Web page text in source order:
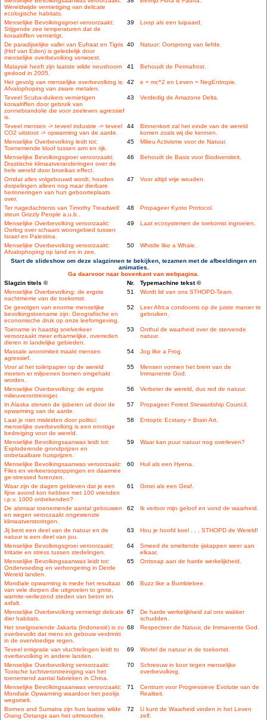
Wereldwijde vernietiging van delicate
ecologische habitats.
Menselijke Bevolkingsgroei veroorzaakt:
Stijgende zee temperaturen dat de
koraalriffen vernietigt.
39 Loop als een luipaard.
De paradijselijke vallei van Eufraat en Tigris
(Hof van Eden) is geleidelijk door
menselijke overbevolking verwoest.
40 Natuur: Oorsprong van liefde.
Malaysië heeft zijn laatste wilde neushoorn
gedood in 2005.
41 Behoudt de Permafrost.
Het gevolg van menselijke overbevolking is:
Afvalophoping van zware metalen.
42 e = mc^2 en Leven = NegEntropie.
Teveel Scuba-duikers vernietigen
koraalriffen door gebruik van
zonnebrandolie die voor zeeleven agressief
is.
43 Verdedig de Amazone Delta.
Teveel mensen -> teveel industrie -> teveel
CO2 uitstoot -> opwarming van de aarde.
44
Binnenkort zal het einde van de wereld
komen zoals wij die kennen.
Menselijke Overbevolking leidt tot:
Toenemende kloof tussen arm en rijk.
45 Milieu Activisme voor de Natuur.
Menselijke Bevolkingsgroei veroorzaakt:
Drastische klimaatveranderingen over de
hele wereld door broeikas effect.
46 Behoudt de Basis voor Biodiversiteit.
Omdat alles volgebouwd wordt, houden
dorpelingen alleen nog maar dierbare
herinneringen van hun geboorteplaats
over.
47 Voor altijd vrije wouden.
Ter nagedachtenis van Timothy Treadwell:
steun Grizzly People a.u.b..
48 Propageer Kyoto Protocol.
Menselijke Overbevolking veroorzaakt:
Oorlog over schaars woongebied tussen
Israel en Palestina.
49 Laat ecosystemen de toekomst ingroeien.
Menselijke Overbevolking veroorzaakt:
Afvalophoping op land en in zee.
50 Whistle like a Whale.
Start de slideshow om deze slagzinnen te bekijken, tezamen met de afbeeldingen en
animaties.
Ga daarvoor naar bovenkant van webpagina.
Slagzin titels ©
Nr.
Typemachine tekst ©
Menselijke Overbevolking: de ergste
nachtmerrie van de toekomst.
51 Wordt lid van ons STHOPD-Team.
De gevolgen van enorme menselijke
bevolkingstoename zijn: Geografische en
economische druk op onze leefomgeving.
52
Leer Africa condooms op de juiste manier te
gebruiken.
Toename in haastig snelverkeer
veroorzaakt meer erbarmelijke, overreden
dieren in landelijke gebieden.
53
Onthul de waarheid over de stervende
natuur.
Massale anonimiteit maakt mensen
agressief.
54 Jog like a Frog.
Voor al het toiletpapier op de wereld
moeten er miljoenen bomen omgehakt
worden.
55
Mensen vormen het brein van de
Immanente God.
Menselijke Overbevolking: de ergste
milieuverontreiniger.
56 Verbeter de wereld, dus red de natuur.
In Alaska sterven de ijsberen uit door de
opwarming van de aarde.
57 Propageer Forest Stewardship Council.
Laat je niet misleiden door politici:
menselijke overbevolking is een ernstige
bedreiging voor de wereld.
58 Entoptic Ecstasy = Brain Art.
Menselijke Bevolkingsaanwas leidt tot:
Exploderende grondprijzen en
onbetaalbare huisprijzen.
59 Waar kan puur natuur nog overleven?
Menselijke Bevolkingsaanwas veroorzaakt:
Files en verkeersoptoppingen en daarmee
ge-stressed forenzen.
60 Huil als een Hyena.
Waar zijn de dagen gebleven dat je een
fijne avond kon hebben met 100 vrienden
i.p.v. 1000 onbekenden?
61 Groei als een Giraf.
De alsmaar toenemende aantal gebouwen
en wegen veroozaakt ongewenste
klimaatverstoringen.
62 Ik verloor mijn geloof en vond de waarheid.
Jij bent een deel van de natuur en de
natuur is een deel van jou.
63 Hou je hoofd koel . . . STHOPD de Wereld!
Menselijke Bevolkingsgroei veroorzaakt:
Irritatie en stress tussen stedelingen.
64
Smeed de smeltende ijskappen weer aan
elkaar.
Menselijke Bevolkingsaanwas leidt tot:
Ondervoeding en verhongering in Derde
Wereld landen.
65 Ontsnap aan de harde werkelijkheid.
Mondiale opwarming is mede het resultaat
van vele dorpen die uitgroeien to grote,
warmte-verliezend steden van beton en
asfalt.
66 Buzz like a Bumblebee.
Menselijke Overbevolking vernietigt delicate
dier habitats.
67
De harde werkelijkheid zal ons wakker
schudden.
Het snelgroeiende Jakarta (Indonesië) is zo
overbevolkt dat mens en gebouw verdrinkt
in de overvloedige regen.
68 Respecteer de Natuur, de Immanente God.
Teveel emigratie van vluchtelingen leidt to
overbevolking in andere landen.
69 Wortel de natuur in de toekomst.
Menselijke Overbevolking veroorzaakt:
Toxische luchtverontreiniging van het
toenemend aantal fabrieken in China.
70
Schreeuw in koor tegen menselijke
overbevolking.
Menselijke Bevolkingsaanwas veroorzaakt:
Mondiale Opwarming waardoor het poolijs
wegsmelt.
71
Centrum voor Progressieve Evolutie van de
Realiteit.
Borneo and Sumatra zijn hun laatste wilde
Orang Oetangs aan het uitmoorden.
72
U kunt de Waarheid vinden in het Leven
zelf.